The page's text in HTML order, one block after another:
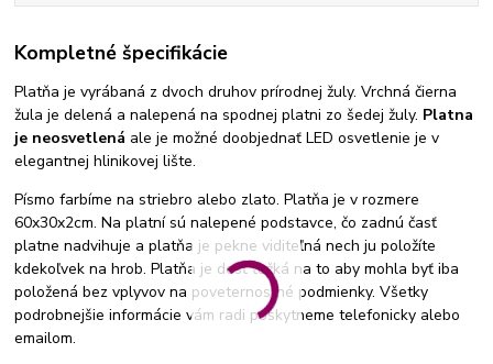
Kompletné špecifikácie
Platňa je vyrábaná z dvoch druhov prírodnej žuly. Vrchná čierna
žula je delená a nalepená na spodnej platni zo šedej žuly. Platna
je neosvetlená ale je možné doobjednať LED osvetlenie je v
elegantnej hlinikovej lište.
Písmo farbíme na striebro alebo zlato. Platňa je v rozmere
60x30x2cm. Na platní sú nalepené podstavce, čo zadnú časť
platne nadvihuje a platňa je pekne viditeľná nech ju položíte
kdekoľvek na hrob. Platňa je dosť ťažká na to aby mohla byť iba
položená bez vplyvov na poveternostné podmienky. Všetky
podrobnejšie informácie vám radi poskytneme telefonicky alebo
emailom.